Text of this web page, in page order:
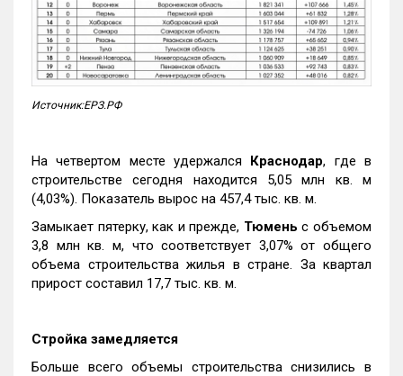
Источник:ЕРЗ.РФ
На четвертом месте удержался Краснодар, где в
строительстве сегодня находится 5,05 млн кв. м
(4,03%). Показатель вырос на 457,4 тыс. кв. м.
Замыкает пятерку, как и прежде, Тюмень с объемом
3,8 млн кв. м, что соответствует 3,07% от общего
объема строительства жилья в стране. За квартал
прирост составил 17,7 тыс. кв. м.
Стройка замедляется
Больше всего объемы строительства снизились в